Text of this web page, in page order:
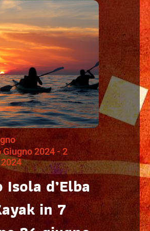
Giugno 2024 - 2
Isola d’Elba
in 7